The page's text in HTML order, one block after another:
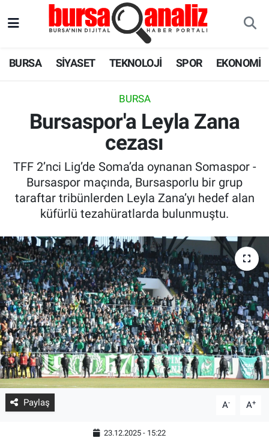
BURSA SİYASET TEKNOLOJİ SPOR EKONOMİ
BURSA
Bursaspor'a Leyla Zana
cezası
TFF 2’nci Lig’de Soma’da oynanan Somaspor -
Bursaspor maçında, Bursasporlu bir grup
taraftar tribünlerden Leyla Zana’yı hedef alan
küfürlü tezahüratlarda bulunmuştu.
Paylaş A- A+
23.12.2025 - 15:22
EKONOMİ
SAĞLIK
BLOG
Süper Lig Puan Durumu ve Fikstür
Tüm Manşetler
Son Dakika Haberleri